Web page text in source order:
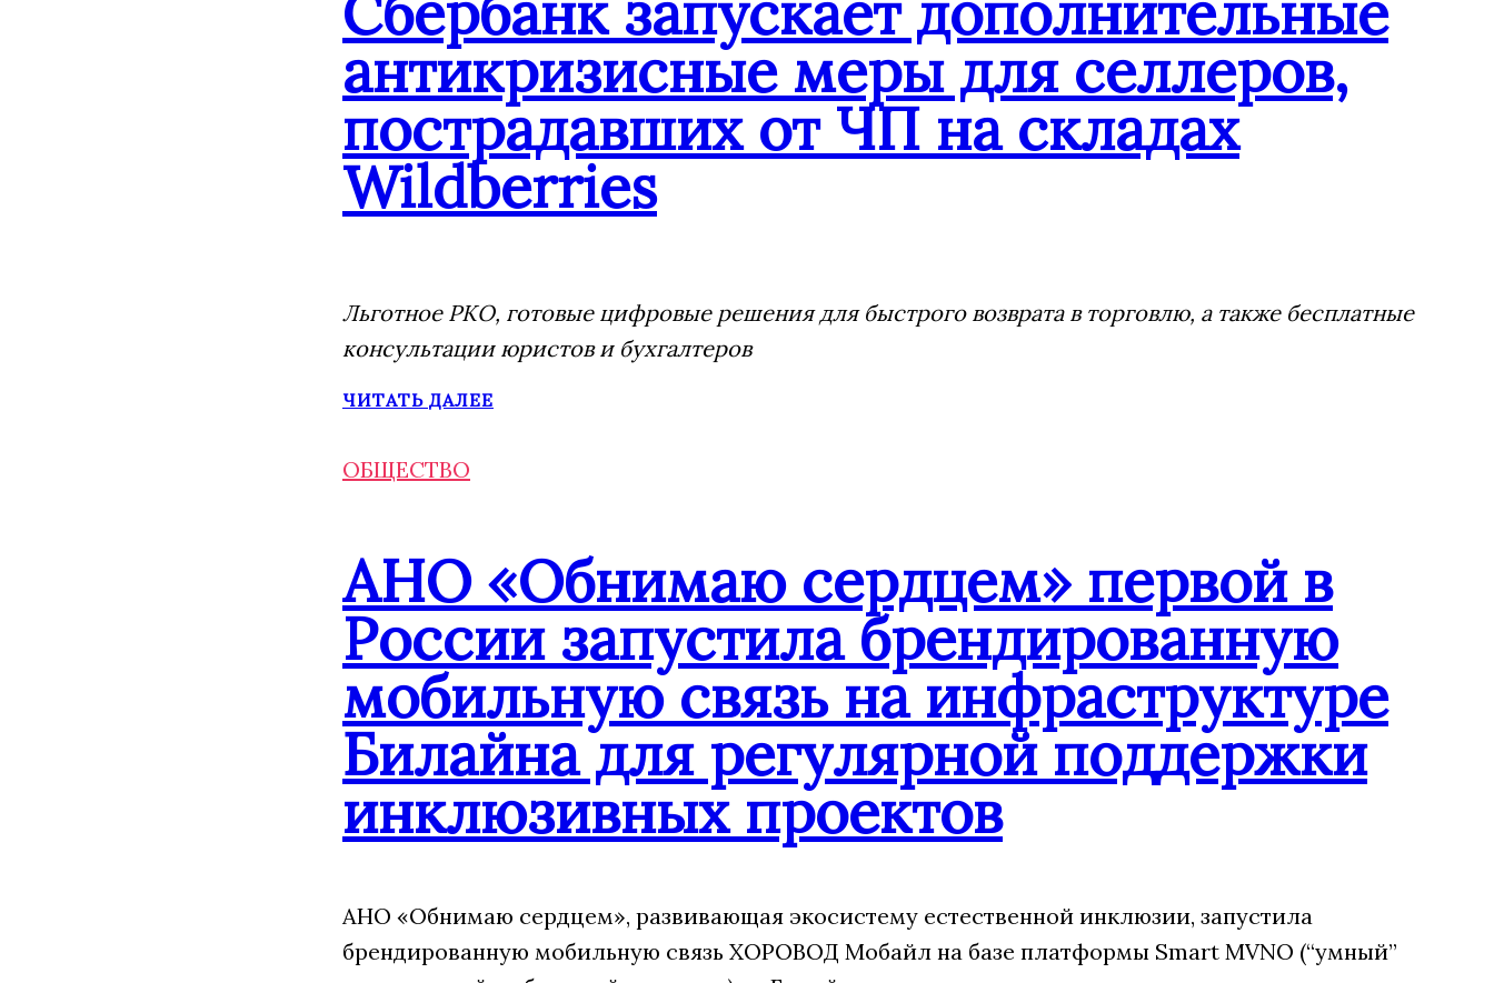
антикризисные меры для селлеров,
пострадавших от ЧП на складах
Wildberries
Льготное РКО, готовые цифровые решения для быстрого возврата в торговлю, а также бесплатные
консультации юристов и бухгалтеров
ЧИТАТЬ ДАЛЕЕ
ОБЩЕСТВО
АНО «Обнимаю сердцем» первой в
России запустила брендированную
мобильную связь на инфраструктуре
Билайна для регулярной поддержки
инклюзивных проектов
АНО «Обнимаю сердцем», развивающая экосистему естественной инклюзии, запустила
брендированную мобильную связь ХОРОВОД Мобайл на базе платформы Smart MVNO (“умный”